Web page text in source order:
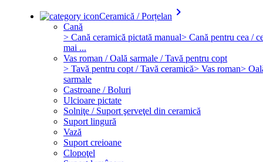
Ceramică / Porțelan keyboard_arrow_right
Cană
> Cană ceramică pictată manual> Cană pentru cea /
mai ...
Vas roman / Oală sarmale / Tavă pentru copt
> Tavă pentru copt / Tavă ceramică> Vas roman>
sarmale
Castroane / Boluri
Ulcioare pictate
Solniţe / Suport şerveţel din ceramică
Suport lingură
Vază
Suport creioane
Clopoţel